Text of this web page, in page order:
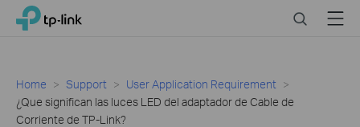
Click
navigation
TP-Link, Reliably Smart SearchMenu
Home Support
User Application Requirement
¿Que significan las luces LED del adaptador de Cable de
Corriente de TP-Link?